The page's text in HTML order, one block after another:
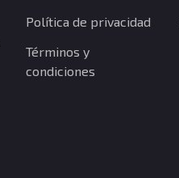
Política de privacidad
Términos y
condiciones